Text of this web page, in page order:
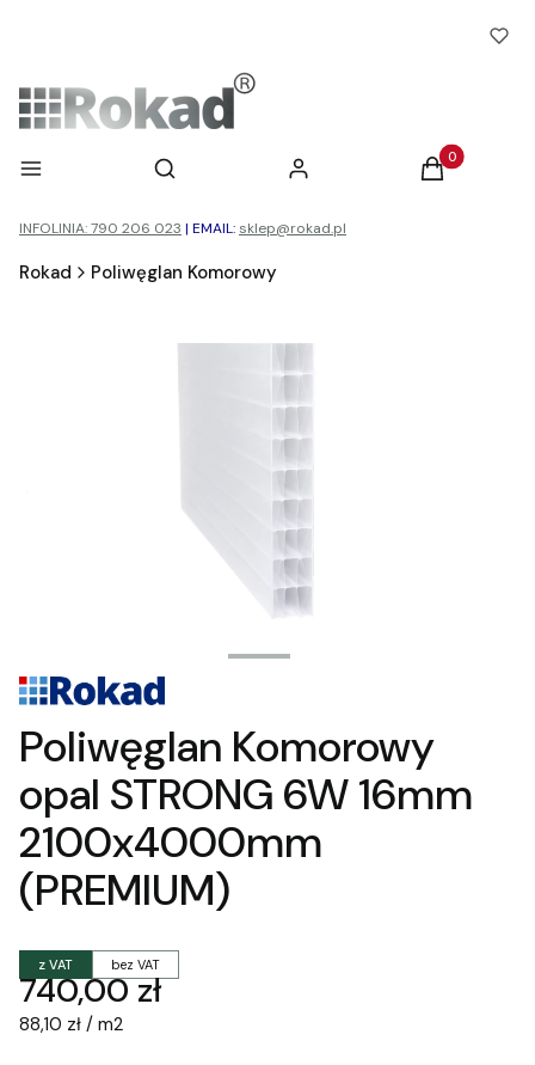
Menu Otwórz wyszukiwarkę
Szukaj Zaloguj się Produkty w
Koszyk
INFOLINIA: 790 206 023 | EMAIL: sklep@rokad.pl
Rokad Poliwęglan Komorowy
Poliwęglan Komorowy
opal STRONG 6W 16mm
2100x4000mm
(PREMIUM)
z VAT bez VAT
Cena
740,00 zł
88,10 zł / m2